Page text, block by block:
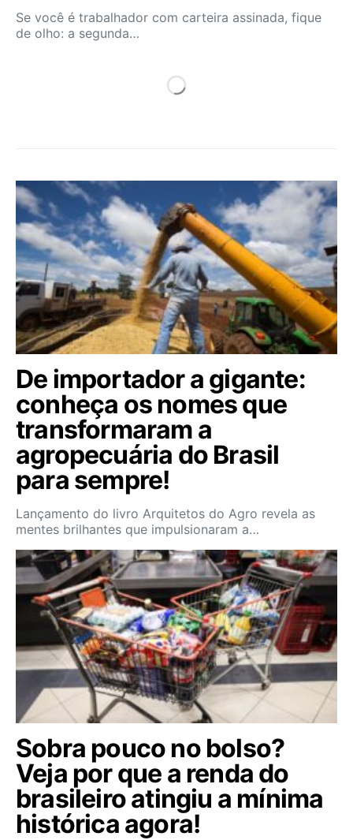
Se você é trabalhador com carteira assinada, fique
de olho: a segunda…
De importador a gigante:
conheça os nomes que
transformaram a
agropecuária do Brasil
para sempre!
Lançamento do livro Arquitetos do Agro revela as
mentes brilhantes que impulsionaram a…
Sobra pouco no bolso?
Veja por que a renda do
brasileiro atingiu a mínima
histórica agora!